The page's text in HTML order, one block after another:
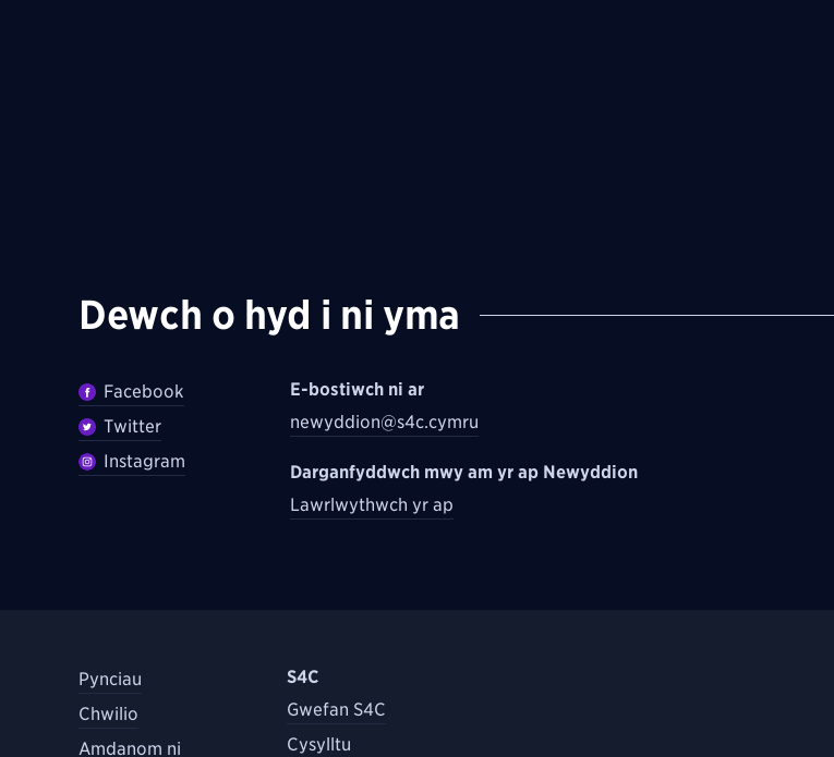
Dewch o hyd i ni yma
Facebook
Twitter
Instagram
E-bostiwch ni ar
newyddion@s4c.cymru
Darganfyddwch mwy am yr ap Newyddion
Lawrlwythwch yr ap
Pynciau
Chwilio
Amdanom ni
S4C
Gwefan S4C
Cysylltu